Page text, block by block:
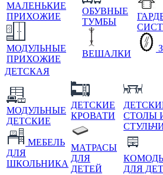
МАЛЕНЬКИЕ
ПРИХОЖИЕ
МОДУЛЬНЫЕ
ПРИХОЖИЕ
ОБУВНЫЕ
ТУМБЫ
ВЕШАЛКИ
ДЕТСКАЯ
МОДУЛЬНЫЕ
ДЕТСКИЕ
МЕБЕЛЬ
ДЛЯ
ШКОЛЬНИКА
ДЕТСКИЕ
КРОВАТИ
МАТРАСЫ
ДЛЯ
ДЕТЕЙ
СТОЛЫ
ДЛЯ